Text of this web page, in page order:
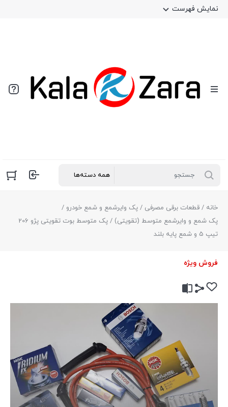
نمایش فهرست
خانه / قطعات برقی مصرفی / پک وایرشمع و شمع خودرو /
پک شمع و وایرشمع متوسط (تقویتی)
/ پک متوسط بوت تقویتی پژو 206
تیپ 5 و شمع پایه بلند
فروش ویژه